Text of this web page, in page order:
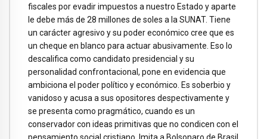
fiscales por evadir impuestos a nuestro Estado y aparte
le debe más de 28 millones de soles a la SUNAT. Tiene
un carácter agresivo y su poder económico cree que es
un cheque en blanco para actuar abusivamente. Eso lo
descalifica como candidato presidencial y su
personalidad confrontacional, pone en evidencia que
ambiciona el poder político y económico. Es soberbio y
vanidoso y acusa a sus opositores despectivamente y
se presenta como pragmático, cuando es un
conservador con ideas primitivas que no condicen con el